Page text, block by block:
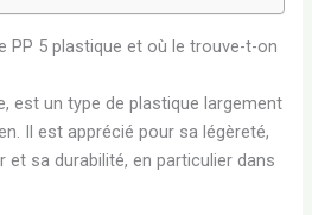
PP 5 plastique et où le trouve-t-on
est un type de plastique largement
Il est apprécié pour sa légèreté,
et sa durabilité, en particulier dans